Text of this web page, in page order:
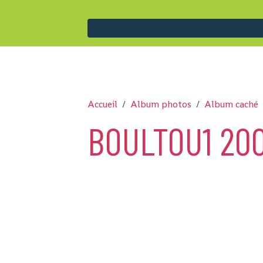
Accueil Album photos Album caché
BOULTOU1